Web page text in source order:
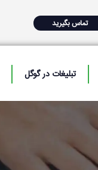
تماس بگیرید
تبلیغات در گوگل